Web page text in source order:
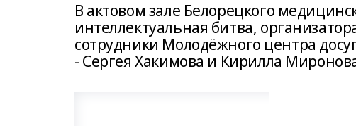
В актовом зале Белорецкого
интеллектуальная битва,
сотрудники Молодёжного центра
- Сергея Хакимова и Кирилла